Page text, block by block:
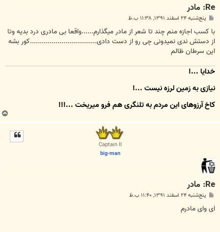
Re: مادر
س
ت
پنج‌شنبه ۲۴ اسفند ۱۳۹۱, ۱۱:۳۸ ب.ظ
با کسب اجازه منم چند تا شعر از مادر میگذارم......واقعا بی مادری درد بدیه وتا
از دستش ندی نمیدونی چی رو از دست دادی..................................کور بشه
این سرطان ظالم
خدایا ...!
نیازی به زمین لرزه نیست ...!
کاخِ آرزوهای این مردم به تلنگری هم فرو میریخت ...!!!
Captain II
big-man
Re: مادر
س
ت
پنج‌شنبه ۲۴ اسفند ۱۳۹۱, ۱۱:۴۰ ب.ظ
ای وای مادرم